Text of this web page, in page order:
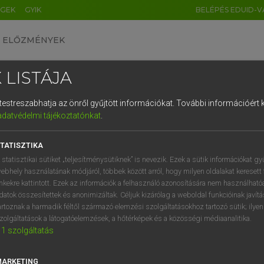
GYIK BELÉPÉS EDUID-
ELŐZMÉNYEK
egyetemes nagyszótár
VAN ELŐFIZETÉSED?
megtekintéséhez.
LISTÁJA
az önről gyűjtött információkat. További információért
tájékoztatónkat.
statisztikai sütiket „teljesítménysütiknek” is nevezik. Ezek a sütik információkat
használatának módjáról, többek között arról, hogy milyen oldalakat keresett
kattintott. Ezek az információk a felhasználó azonosítására nem
összesítettek és anonimizáltak. Céljuk kizárólag a weboldal funkcióinak
a harmadik féltől származó elemzési szolgáltatásokhoz tartozó sütik;
a látogatóelemzések, a hőtérképek és a közösségi médiaanalitika.
1 szolgáltatás
DE CN FR ES IT NL
1 2 3 4 5 6 7 8 9
q w e r t z u i
a s d f g h j k l é
í y x c v b n m , .